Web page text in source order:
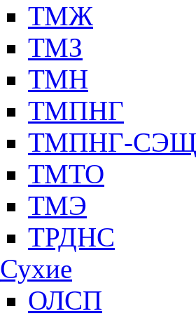
ТМЖ
ТМЗ
ТМН
ТМПНГ
ТМПНГ-СЭЩ
ТМТО
ТМЭ
ТРДНС
Сухие
ОЛСП